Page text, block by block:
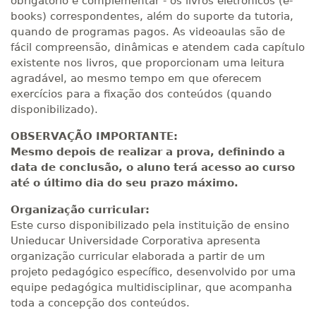
books) correspondentes, além do suporte da tutoria,
quando de programas pagos. As videoaulas são de
fácil compreensão, dinâmicas e atendem cada capítulo
existente nos livros, que proporcionam uma leitura
agradável, ao mesmo tempo em que oferecem
exercícios para a fixação dos conteúdos (quando
disponibilizado).
OBSERVAÇÃO IMPORTANTE:
Mesmo depois de realizar a prova, definindo a
data de conclusão, o aluno terá acesso ao curso
até o último dia do seu prazo máximo.
Organização curricular:
Este curso disponibilizado pela instituição de ensino
Unieducar Universidade Corporativa apresenta
organização curricular elaborada a partir de um
projeto pedagógico específico, desenvolvido por uma
equipe pedagógica multidisciplinar, que acompanha
toda a concepção dos conteúdos.